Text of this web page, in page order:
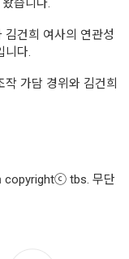
습니다.
김건희 여사의 연관성
니다.
가담 경위와 김건희
copyrightⓒ tbs. 무단